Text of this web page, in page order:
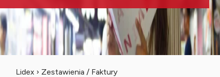
Lidex › Zestawienia / Faktury